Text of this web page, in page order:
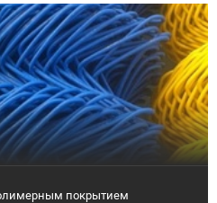
покрытием